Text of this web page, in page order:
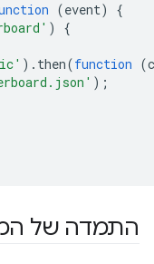
(event)
{
)
{
). then(function (
);
התמדה של